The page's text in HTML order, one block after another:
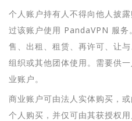
个人账户持有人不得向他人披
过该账户使用 PandaVPN 服
售、出租、租赁、再许可、让
组织或其他团体使用。需要供
业账户。
商业账户可由法人实体购买，
个人购买，并仅可由其获授权